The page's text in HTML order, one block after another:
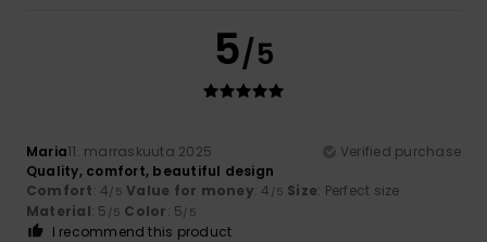
5/5
Maria11. marraskuuta 2025
Verified purchase
Quality, comfort, beautiful design
Comfort: 4/5 Value for money: 4 /5 Size: Perfect size
Material: 5 /5 Color: 5/5
I recommend this product